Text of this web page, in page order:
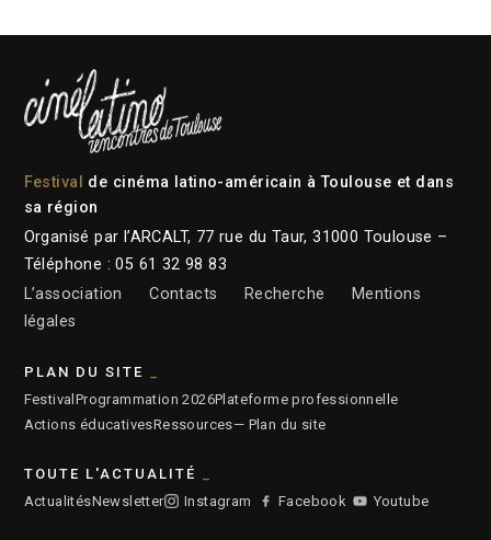
Festival
de cinéma latino-américain à Toulouse et dans
sa région
Organisé par l’ARCALT, 77 rue du Taur, 31000 Toulouse –
Téléphone : 05 61 32 98 83
L’association
Contacts Recherche
Mentions
légales
PLAN DU SITE
Festival Programmation 2026Plateforme professionnelle
Actions éducativesRessources— Plan du site
TOUTE L'ACTUALITÉ
ActualitésNewsletter Instagram Facebook Youtube